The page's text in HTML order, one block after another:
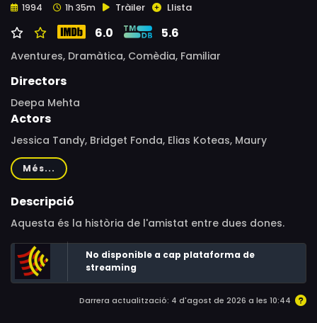
1994 1h 35m Tràiler Llista
6.0 5.6
Aventures, Dramàtica, Comèdia, Familiar
Directors
Deepa Mehta
Actors
Jessica Tandy, Bridget Fonda, Elias Koteas, Maury
Chaykin, Graham Greene, Hume Cronyn, Ranjit
Chowdhry, George Harris, Sandi Ross, Gerry Quigley,
Atom Egoyan, Devyani Saltzman, Camille Spence, Martha
Més...
Descripció
Aquesta és la història de l'amistat entre dues dones.
No disponible a cap plataforma de
streaming
Darrera actualització: 4 d'agost de 2026 a les 10:44